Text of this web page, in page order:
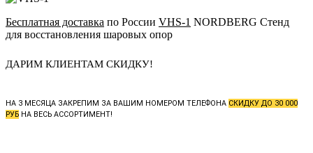
Бесплатная доставка по России VHS-1 NORDBERG Стенд
для восстановления шаровых опор
ДАРИМ КЛИЕНТАМ СКИДКУ!
НА 3 МЕСЯЦА ЗАКРЕПИМ ЗА ВАШИМ НОМЕРОМ ТЕЛЕФОНА СКИДКУ ДО 30 000
РУБ НА ВЕСЬ АССОРТИМЕНТ!